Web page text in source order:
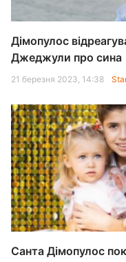
Дімопулос
Джеджули про сина
21 березня 2023, 14:38
Санта Дімопулос